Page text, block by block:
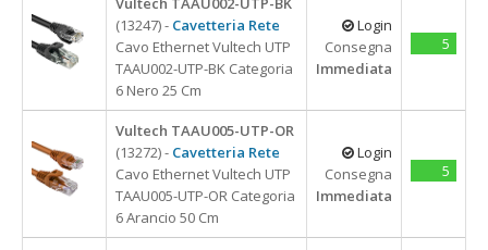
23"-42"
APPLE
Cavi e adattatori
8 Cm
Ventole Notebook
ACER
DELL
HP
SAMSUNG
Batterie Per Tablet
SAMSUNG
Docking Station
USB-C - TYPE-C
TopCase Notebook
Type C
3 Porte
4 Porte
USB 2.0
USB 3.0
Gruppi Di Continuità
Batteria UPS
Lettore Barcode
USB
Adattatori
Card Reader & HUB
Cavetteria
Gruppi di Continuità
Lettore Barcode
Mouse e Tastiere
Alimentatori
Alimentatori dedicati
Batterie notebook
Batterie per Tablet
Docking station
Monitor Portatili
Schermi notebook
Schermi SmartPhone
Storage
Memorie
SSD
Web Cam
Accessori per Notebook
(13247) - Cavetteria Rete
Cavo Ethernet Vultech UTP
TAAU002-UTP-BK Categoria
6 Nero 25 Cm
Login
Consegna
Immediata
5
Vultech TAAU005-UTP-OR
(13272) - Cavetteria Rete
Cavo Ethernet Vultech UTP
TAAU005-UTP-OR Categoria
6 Arancio 50 Cm
Login
Consegna
Immediata
5